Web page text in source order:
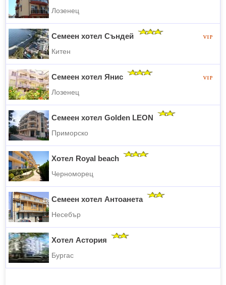
Лозенец
Семеен хотел Съндей
Китен
Семеен хотел Янис
Лозенец
Семеен хотел Golden LEON
Приморско
Хотел Royal beach
Черноморец
Семеен хотел Антоанета
Несебър
Хотел Астория
Бургас